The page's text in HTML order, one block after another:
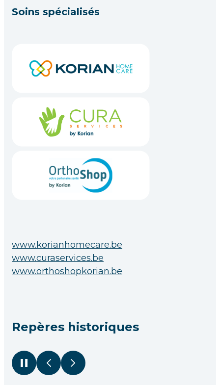
Soins spécialisés
www.korianhomecare.be
www.curaservices.be
www.orthoshopkorian.be
Repères historiques
Pause PrécédentSuivant